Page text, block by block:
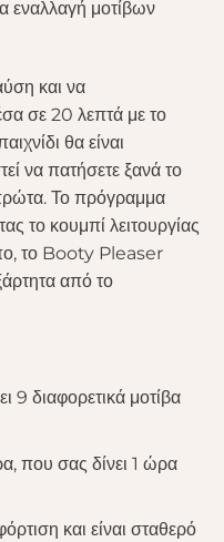
εναλλαγή μοτίβων
και να
σε 20 λεπτά με το
θα είναι
να πατήσετε ξανά το
Το πρόγραμμα
το κουμπί λειτουργίας
το Booty Pleaser
από το
9 διαφορετικά μοτίβα
που σας δίνει 1 ώρα
και είναι σταθερό